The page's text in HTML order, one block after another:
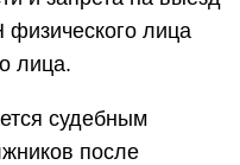
физического лица
лица.
судебным
после